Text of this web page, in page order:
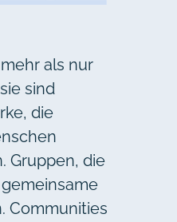
als nur
sind
die
Gruppen, die
Communities